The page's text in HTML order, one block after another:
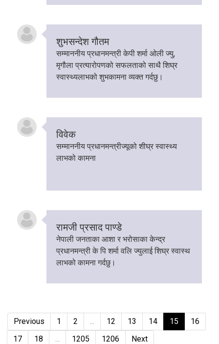
शुभसन्देश गौतम
सम्माननीय प्रधानमन्त्री केपी शर्मा ओली ज्यु,
मृगौला प्रत्यारोपणको सफलताको साथै शिघ्र
स्वास्थ्यलाभको शुभकामना व्यक्त गर्दछु।
विवेक
सम्माननीय प्रधानमन्त्रीज्यूको शीघ्र स्वास्थ्य
लाभको कामना
रामजी प्रसाद पाण्डे
नेपाली जनताका आशा र भरोसाका केन्द्र
प्रधानमन्त्री के पि शर्मा वलि ज्युलाई शिघ्र स्वास्थ
लाभको कामना गर्दछु।
Previous 1 2 ... 12 13 14 15
16
17
18 ... 1205 1206 Next